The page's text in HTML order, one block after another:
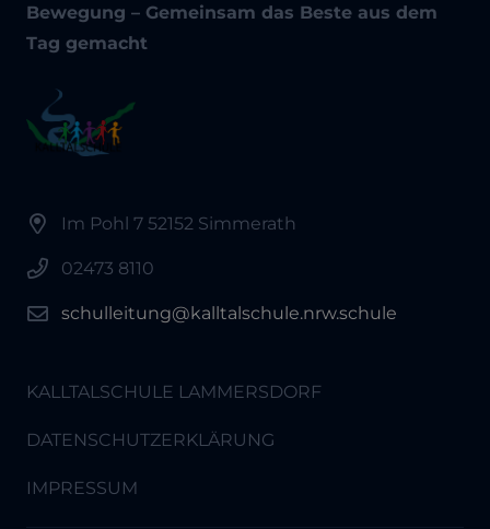
Bewegung – Gemeinsam das Beste aus dem
Tag gemacht
Im Pohl 7 52152 Simmerath
02473 8110
schulleitung@kalltalschule.nrw.schule
KALLTALSCHULE LAMMERSDORF
DATENSCHUTZERKLÄRUNG
IMPRESSUM